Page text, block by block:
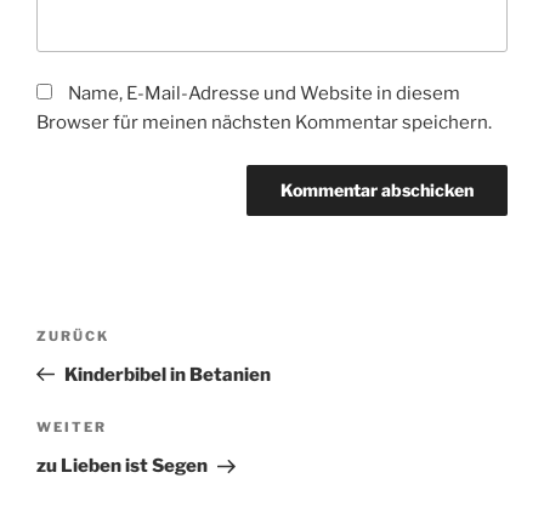
Name, E-Mail-Adresse und Website in diesem
Browser für meinen nächsten Kommentar speichern.
Beitragsnavigation
Vorheriger
Beitrag
ZURÜCK
Kinderbibel in Betanien
Nächster
Beitrag
WEITER
zu Lieben ist Segen